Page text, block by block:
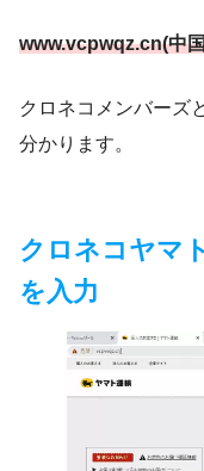
www.vcpwqz.cn(中
クロネコメンバーズ
分かります。
クロネコヤマ
を入力